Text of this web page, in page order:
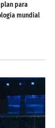
para
mundial